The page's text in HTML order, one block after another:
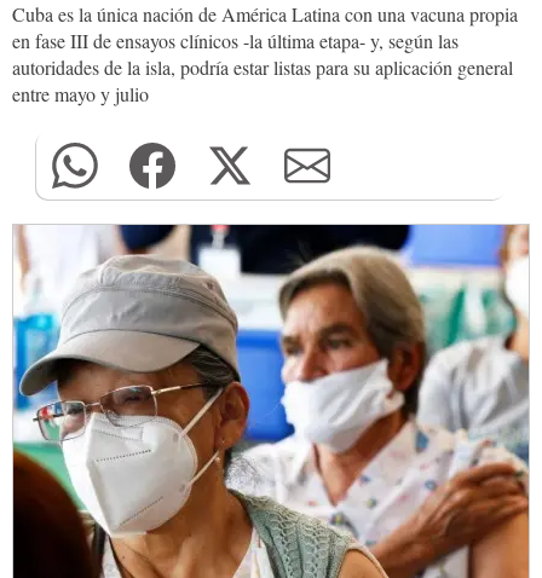
Cuba es la única nación de América Latina con una vacuna propia
en fase III de ensayos clínicos -la última etapa- y, según las
autoridades de la isla, podría estar listas para su aplicación general
entre mayo y julio